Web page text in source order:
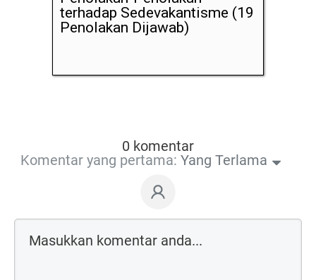
terhadap Sedevakantisme (19
Penolakan Dijawab)
0 komentar
Komentar yang pertama: Yang Terlama